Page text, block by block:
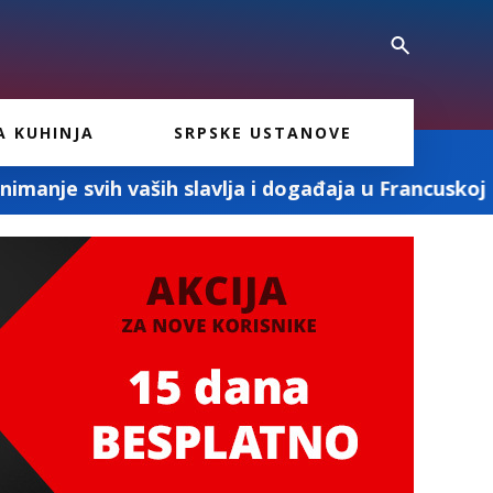
KUHINJA SRPSKE USTANOVE
i događaja u Francuskoj